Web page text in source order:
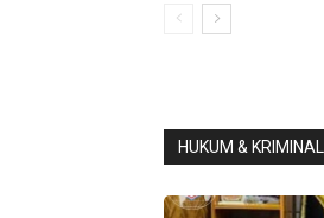
HUKUM & KRIMINAL